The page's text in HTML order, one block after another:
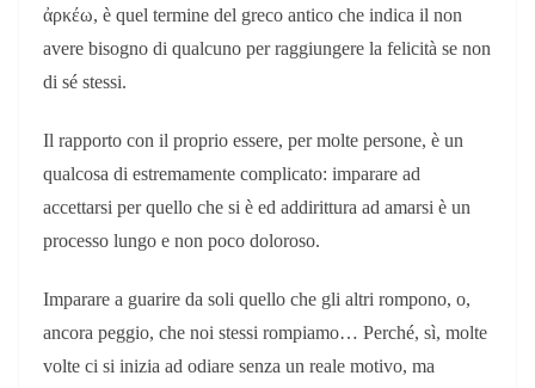
ἀρκέω, è quel termine del greco antico che indica il non
avere bisogno di qualcuno per raggiungere la felicità se non
di sé stessi.
Il rapporto con il proprio essere, per molte persone, è un
qualcosa di estremamente complicato: imparare ad
accettarsi per quello che si è ed addirittura ad amarsi è un
processo lungo e non poco doloroso.
Imparare a guarire da soli quello che gli altri rompono, o,
ancora peggio, che noi stessi rompiamo… Perché, sì, molte
volte ci si inizia ad odiare senza un reale motivo, ma